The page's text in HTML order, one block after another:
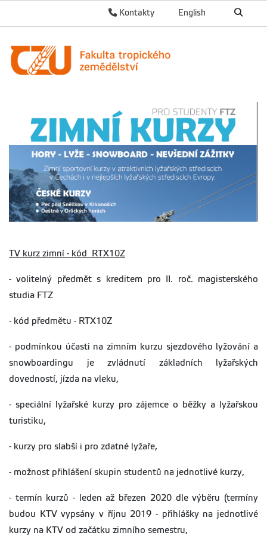
English
Kontakty
TV kurz zimní - kód RTX10Z
- volitelný předmět s kreditem pro II. roč. magisterského
studia FTZ
- kód předmětu - RTX10Z
- podmínkou účasti na zimním kurzu sjezdového lyžování a
snowboardingu je zvládnutí základních lyžařských
dovedností, jízda na vleku,
- speciální lyžařské kurzy pro zájemce o běžky a lyžařskou
turistiku,
- kurzy pro slabší i pro zdatné lyžaře,
- možnost přihlášení skupin studentů na jednotlivé kurzy,
- termín kurzů - leden až březen 2020 dle výběru (termíny
budou KTV vypsány v říjnu 2019 - přihlášky na jednotlivé
kurzy na KTV od začátku zimního semestru,